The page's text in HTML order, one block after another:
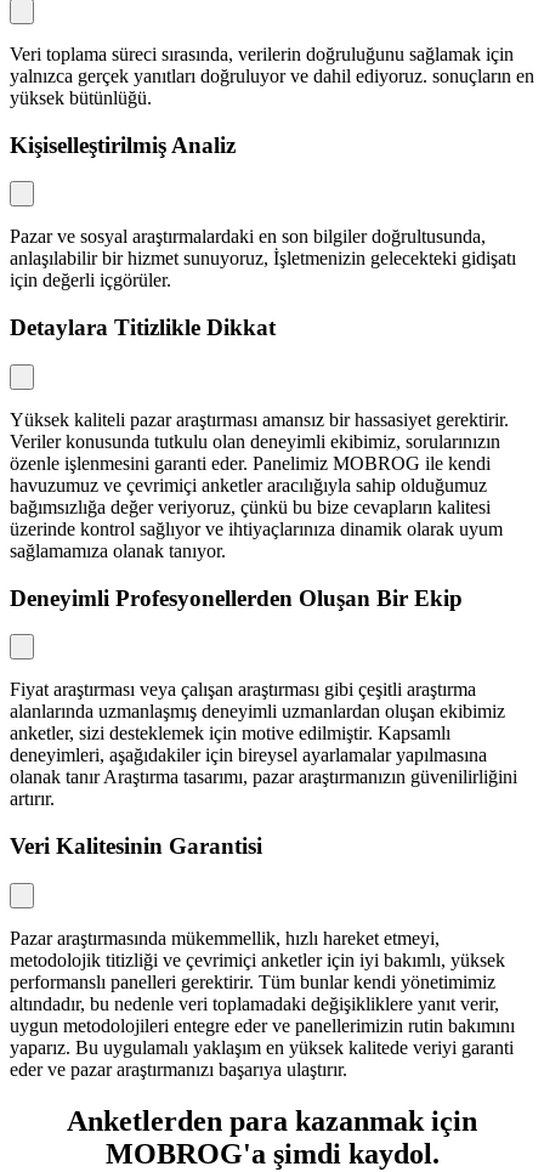
Veri toplama süreci sırasında, verilerin doğruluğunu sağlamak için
yalnızca gerçek yanıtları doğruluyor ve dahil ediyoruz. sonuçların en
yüksek bütünlüğü.
Kişiselleştirilmiş Analiz
Pazar ve sosyal araştırmalardaki en son bilgiler doğrultusunda,
anlaşılabilir bir hizmet sunuyoruz, İşletmenizin gelecekteki gidişatı
için değerli içgörüler.
Detaylara Titizlikle Dikkat
Yüksek kaliteli pazar araştırması amansız bir hassasiyet gerektirir.
Veriler konusunda tutkulu olan deneyimli ekibimiz, sorularınızın
özenle işlenmesini garanti eder. Panelimiz MOBROG ile kendi
havuzumuz ve çevrimiçi anketler aracılığıyla sahip olduğumuz
bağımsızlığa değer veriyoruz, çünkü bu bize cevapların kalitesi
üzerinde kontrol sağlıyor ve ihtiyaçlarınıza dinamik olarak uyum
sağlamamıza olanak tanıyor.
Deneyimli Profesyonellerden Oluşan Bir Ekip
Fiyat araştırması veya çalışan araştırması gibi çeşitli araştırma
alanlarında uzmanlaşmış deneyimli uzmanlardan oluşan ekibimiz
anketler, sizi desteklemek için motive edilmiştir. Kapsamlı
deneyimleri, aşağıdakiler için bireysel ayarlamalar yapılmasına
olanak tanır Araştırma tasarımı, pazar araştırmanızın güvenilirliğini
artırır.
Veri Kalitesinin Garantisi
Pazar araştırmasında mükemmellik, hızlı hareket etmeyi,
metodolojik titizliği ve çevrimiçi anketler için iyi bakımlı, yüksek
performanslı panelleri gerektirir. Tüm bunlar kendi yönetimimiz
altındadır, bu nedenle veri toplamadaki değişikliklere yanıt verir,
uygun metodolojileri entegre eder ve panellerimizin rutin bakımını
yaparız. Bu uygulamalı yaklaşım en yüksek kalitede veriyi garanti
eder ve pazar araştırmanızı başarıya ulaştırır.
Anketlerden para kazanmak için
MOBROG'a şimdi kaydol.